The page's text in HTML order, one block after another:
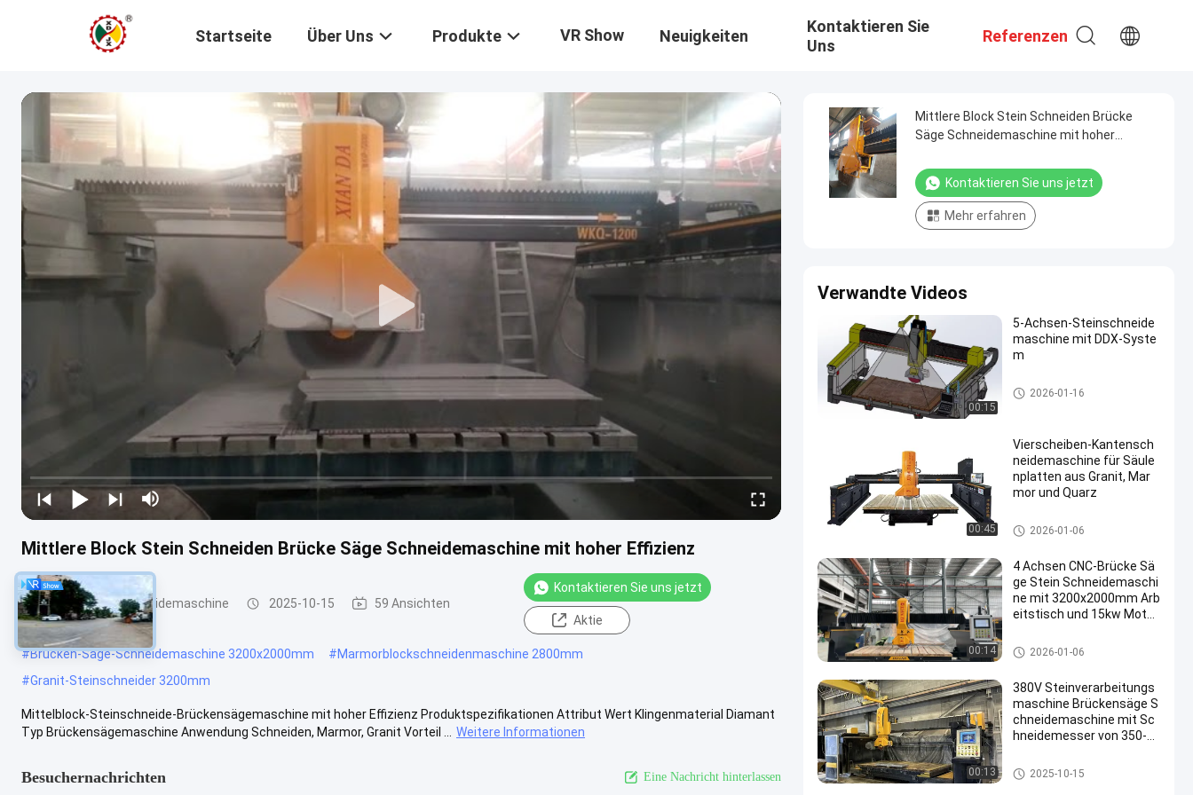
Startseite Über Uns Produkte VR Show Neuigkeiten
Kontaktieren Sie
Uns
Referenzen
Mittlere Block Stein Schneiden Brücke Säge Schneidemaschine mit hoher Effizienz
Brücken-Sägeschneidemaschine 2025-10-15 59 Ansichten
Kontaktieren Sie uns jetzt
Aktie
#Brücken-Säge-Schneidemaschine 3200x2000mm #Marmorblockschneidenmaschine 2800mm
#Granit-Steinschneider 3200mm
Mittelblock-Steinschneide-Brückensägemaschine mit hoher Effizienz Produktspezifikationen Attribut Wert Klingenmaterial Diamant
Typ Brückensägemaschine Anwendung Schneiden, Marmor, Granit Vorteil ...
Weitere Informationen
Besuchernachrichten Eine Nachricht hinterlassen
Mittlere Block Stein Schneiden Brücke
Säge Schneidemaschine mit hoher
Kontaktieren Sie uns jetzt
Mehr erfahren
Verwandte Videos
00:15
5-Achsen-Steinschneide
maschine mit DDX-Syste
m
Brücken-Sägeschneidemaschi
ne
2026-01-16
00:45
Vierscheiben-Kantensch
neidemaschine für Säule
nplatten aus Granit, Mar
mor und Quarz
Brücken-Sägeschneidemaschi
ne
2026-01-06
00:14
4 Achsen CNC-Brücke Sä
ge Stein Schneidemaschi
ne mit 3200x2000mm Arb
eitstisch und 15kw Motor
r Quarz Verarbeitung
Brücken-Sägeschneidemaschi
ne
2026-01-06
00:13
380V Steinverarbeitungs
maschine Brückensäge S
chneidemaschine mit Sc
hneidemesser von 350-6
Brücken-Sägeschneidemaschi
ne
2025-10-15